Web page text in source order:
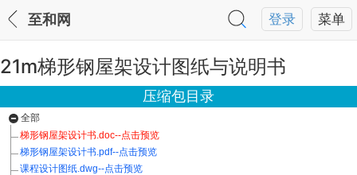
菜单
登录
至和网
21m梯形钢屋架设计图纸与说明书
压缩包目录
全部
梯形钢屋架设计书.doc--点击预览
梯形钢屋架设计书.pdf--点击预览
课程设计图纸.dwg--点击预览